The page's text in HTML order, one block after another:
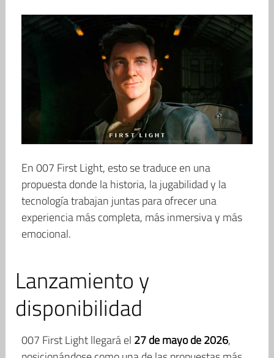
En 007 First Light, esto se traduce en una
propuesta donde la historia, la jugabilidad y la
tecnología trabajan juntas para ofrecer una
experiencia más completa, más inmersiva y más
emocional.
Lanzamiento y
disponibilidad
007 First Light llegará el 27 de mayo de 2026,